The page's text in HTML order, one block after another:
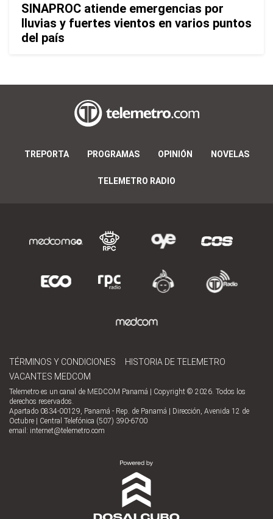
SINAPROC atiende emergencias por
lluvias y fuertes vientos en varios puntos
del país
TREPORTA PROGRAMAS OPINIÓN NOVELAS
TELEMETRO RADIO
TÉRMINOS Y CONDICIONES
HISTORIA DE TELEMETRO
VACANTES MEDCOM
Telemetro es un canal de MEDCOM Panamá | Copyright © 2026. Todos los
derechos reservados.
Apartado 0834-00129, Panamá - Rep. de Panamá | Dirección, Avenida 12 de
Octubre | Central Telefónica (507) 390-6700
email: internet@telemetro.com